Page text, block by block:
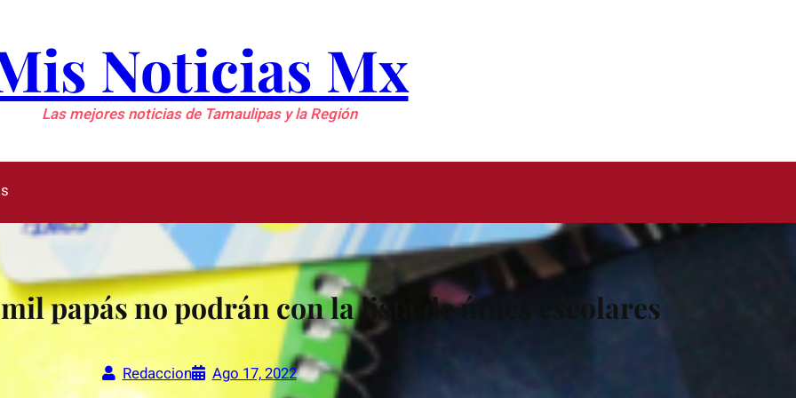
Noticias Mx
Las mejores noticias de Tamaulipas y la Región
papás no podrán con la lista de útiles escolares
Redaccion Ago 17, 2022